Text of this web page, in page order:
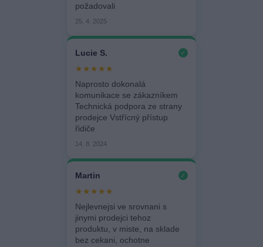
požadovali
25. 4. 2025
Lucie S. ✓
★★★★★
Naprosto dokonalá
komunikace se zákazníkem
Technická podpora ze strany
prodejce Vstřícný přístup
řidiče
14. 8. 2024
Martin ✓
★★★★★
Nejlevnejsi ve srovnani s
jinymi prodejci tehoz
produktu, v miste, na sklade
bez cekani, ochotne